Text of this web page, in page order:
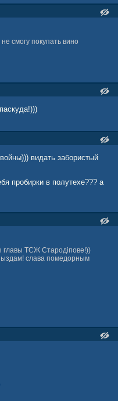
смогу покупать вино
видать забористый
пробирки в полутехе??? а
главы ТСЖ Стародiпове!))
слава помедорным